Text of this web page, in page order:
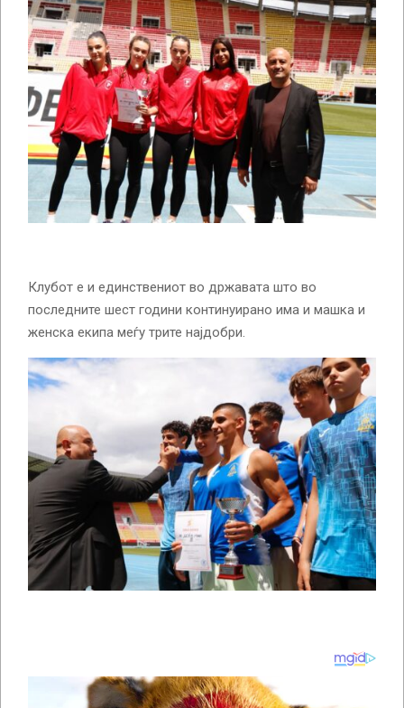
Клубот е и единствениот во државата што во
последните шест години континуирано има и машка и
женска екипа меѓу трите најдобри.